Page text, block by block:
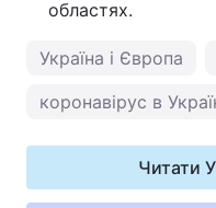
областях.
Україна і Європа
коронавірус в
Читати